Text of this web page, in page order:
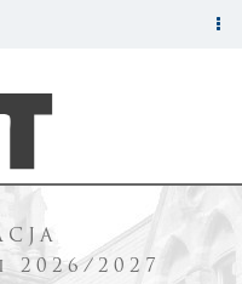
2026/2027